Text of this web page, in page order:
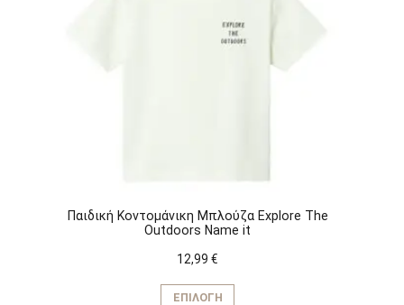
Παιδική Κοντομάνικη Μπλούζα Explore The
Outdoors Name it
12,99 €
ΕΠΙΛΟΓΉ
Αυτό